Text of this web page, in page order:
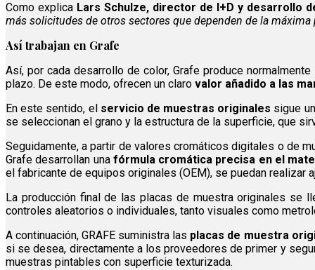
Como explica Lars Schulze, director de I+D y desarrollo
más solicitudes de otros sectores que dependen de la
Así trabajan en Grafe
Así, por cada desarrollo de color, Grafe produce normalmente
plazo. De este modo, ofrecen un claro valor añadido a las
En este sentido, el servicio de muestras originales sigue
se seleccionan el grano y la estructura de la superficie, que
Seguidamente, a partir de valores cromáticos digitales o de
Grafe desarrollan una fórmula cromática precisa en el
el fabricante de equipos originales (OEM), se puedan realizar
La producción final de las placas de muestra originales se
controles aleatorios o individuales, tanto visuales como
A continuación, GRAFE suministra las placas de muestra
si se desea, directamente a los proveedores de primer y
muestras pintables con superficie texturizada.